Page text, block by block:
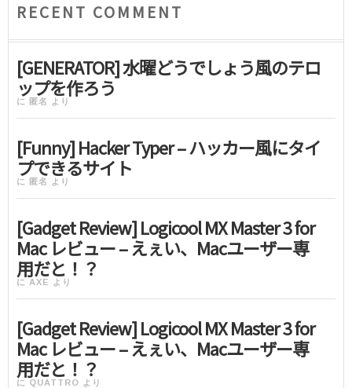
RECENT COMMENT
[GENERATOR] 水曜どうでしょう風のテロ
ップを作ろう
に 匿名 より
[Funny] Hacker Typer – ハッカー風にタイ
プできるサイト
に 匿名 より
[Gadget Review] Logicool MX Master 3 for
Mac レビュー – えぇい、Macユーザー専
用だと！？
に AXE より
[Gadget Review] Logicool MX Master 3 for
Mac レビュー – えぇい、Macユーザー専
用だと！？
に QUATTRO より